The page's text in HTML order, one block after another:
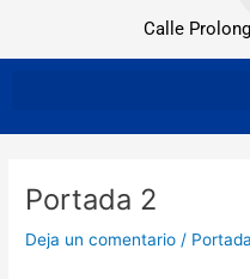
Calle
Portada 2
Deja un comentario / Portada